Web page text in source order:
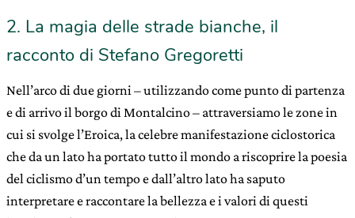
2. La magia delle strade bianche, il
racconto di Stefano Gregoretti
Nell’arco di due giorni – utilizzando come punto di partenza
e di arrivo il borgo di Montalcino – attraversiamo le zone in
cui si svolge l’Eroica, la celebre manifestazione ciclostorica
che da un lato ha portato tutto il mondo a riscoprire la poesia
del ciclismo d’un tempo e dall’altro lato ha saputo
interpretare e raccontare la bellezza e i valori di questi